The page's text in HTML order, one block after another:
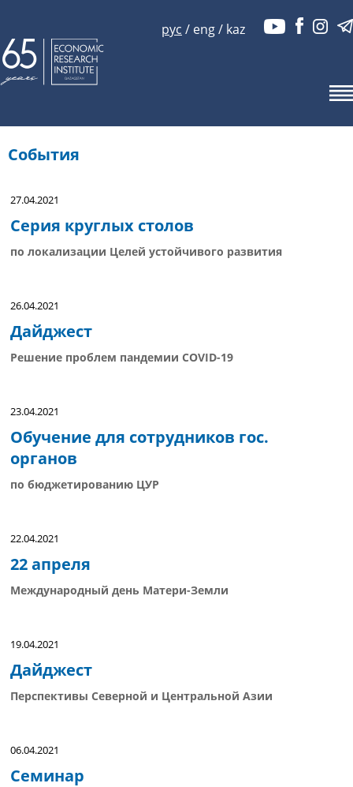
рус / eng/ kaz
События
27.04.2021
Серия круглых столов
по локализации Целей устойчивого развития
26.04.2021
Дайджест
Решение проблем пандемии COVID-19
23.04.2021
Обучение для сотрудников гос.
органов
по бюджетированию ЦУР
22.04.2021
22 апреля
Международный день Матери-Земли
19.04.2021
Дайджест
Перспективы Северной и Центральной Азии
06.04.2021
Семинар